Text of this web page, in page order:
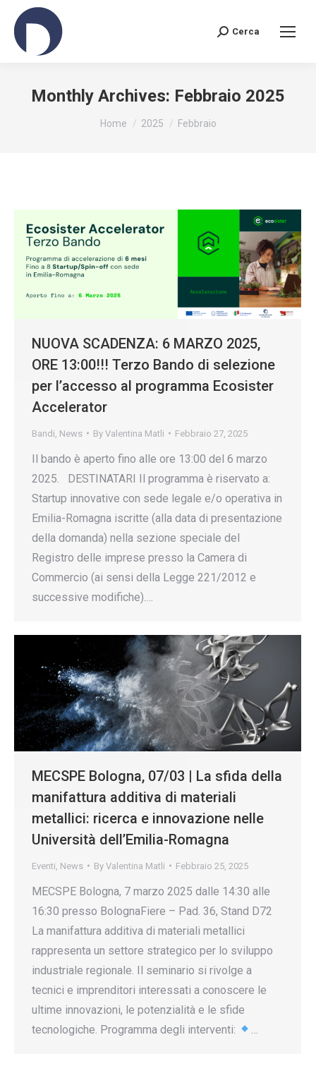
Search:
Cerca
Monthly Archives: Febbraio 2025
You are here:
Home 2025 Febbraio
NUOVA SCADENZA: 6 MARZO 2025,
ORE 13:00!!! Terzo Bando di selezione
per l’accesso al programma Ecosister
Accelerator
Bandi News By Valentina Matli Febbraio 27, 2025
Il bando è aperto fino alle ore 13:00 del 6 marzo
2025. DESTINATARI Il programma è riservato a:
Startup innovative con sede legale e/o operativa in
Emilia-Romagna iscritte (alla data di presentazione
della domanda) nella sezione speciale del
Registro delle imprese presso la Camera di
Commercio (ai sensi della Legge 221/2012 e
successive modifiche).…
MECSPE Bologna, 07/03 | La sfida della
manifattura additiva di materiali
metallici: ricerca e innovazione nelle
Università dell’Emilia-Romagna
Eventi News By Valentina Matli Febbraio 25, 2025
MECSPE Bologna, 7 marzo 2025 dalle 14:30 alle
16:30 presso BolognaFiere – Pad. 36, Stand D72
La manifattura additiva di materiali metallici
rappresenta un settore strategico per lo sviluppo
industriale regionale. Il seminario si rivolge a
tecnici e imprenditori interessati a conoscere le
ultime innovazioni, le potenzialità e le sfide
tecnologiche. Programma degli interventi: